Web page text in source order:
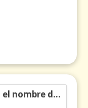
Carlos Manuel Vesga lleva el nombre de Colombia a los Emmy